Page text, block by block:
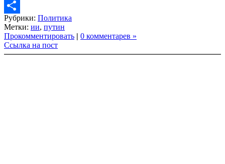
Copy
Link
Share
Рубрики: Политика
Метки: ии, путин
Прокомментировать | 0 комментарев »
Ссылка на пост